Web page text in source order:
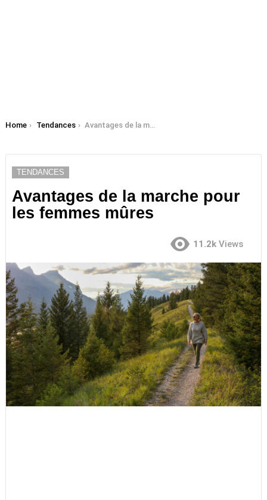
You are here:
Home Tendances Avantages de la marche pour les femmes mûres
TENDANCES
Avantages de la marche pour
les femmes mûres
11.2k Views